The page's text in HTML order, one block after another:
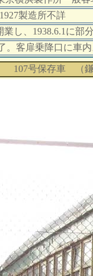
1927製造所不詳
し、1938.6.1に
。客扉乗降口に車
107号保存車 （